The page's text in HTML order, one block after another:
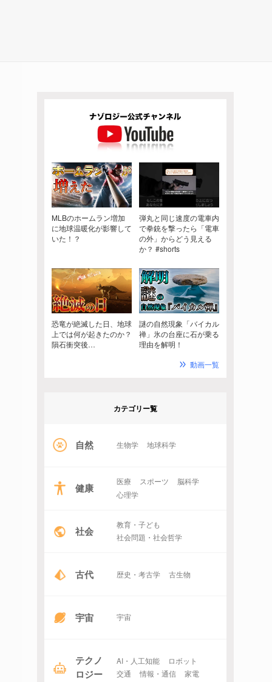
MLBのホームラン増加
に地球温暖化が影響して
いた！？
弾丸と同じ速度の電車内
で拳銃を撃ったら「電車
の外」からどう見える
か？ #shorts
恐竜が絶滅した日、地球
上では何が起きたのか？
隕石衝突後…
謎の自然現象「バイカル
禅」氷の台座に石が乗る
理由を解明！
動画一覧
カテゴリー覧
自然 生物学 地球科学
健康 医療 スポーツ
脳科学
心理学
社会
教育・子ども
社会問題・社会哲学
古代 歴史・考古学 古生物
宇宙 宇宙
テクノ
ロジー
AI・人工知能
ロボット
交通
情報・通信 家電